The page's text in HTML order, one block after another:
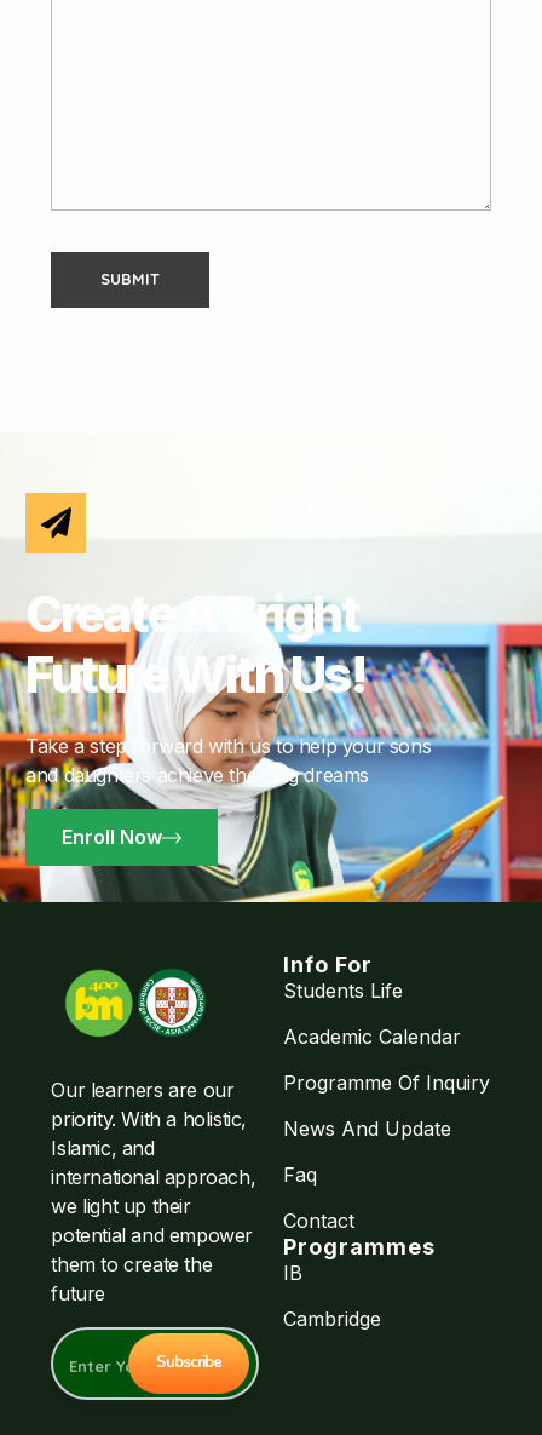
Create A Bright
Future With Us!
Take a step forward with us to help your sons
and daughters achieve their big dreams
Enroll Now
Our learners are our
priority. With a holistic,
Islamic, and
international approach,
we light up their
potential and empower
them to create the
future
Info For
Students Life
Academic Calendar
Programme Of Inquiry
News And Update
Faq
Contact
Programmes
IB
Cambridge